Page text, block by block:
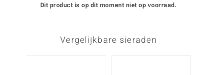
Dit product is op dit moment niet op voorraad.
Vergelijkbare sieraden